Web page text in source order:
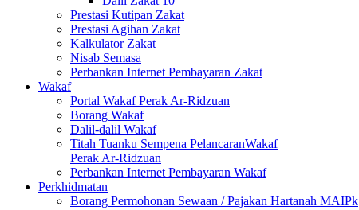
Prestasi Kutipan Zakat
Prestasi Agihan Zakat
Kalkulator Zakat
Nisab Semasa
Perbankan Internet Pembayaran Zakat
Wakaf
Portal Wakaf Perak Ar-Ridzuan
Borang Wakaf
Dalil-dalil Wakaf
Titah Tuanku Sempena PelancaranWakaf
Perak Ar-Ridzuan
Perbankan Internet Pembayaran Wakaf
Perkhidmatan
Borang Permohonan Sewaan / Pajakan Hartanah MAIPk